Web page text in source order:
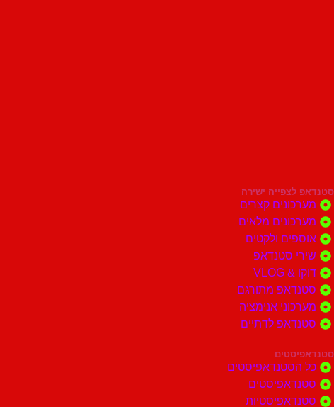
סטנדאפ לצפייה ישירה
מערכונים קצרים
מערכונים מלאים
אוספים ולקטים
שירי סטנדאפ
דוקו & VLOG
סטנדאפ מתורגם
מערכוני אנימציה
סטנדאפ לדתיים
סטנדאפיסטים
כל הסטנדאפיסטים
סטנדאפיסטים
סטנדאפיסטיות